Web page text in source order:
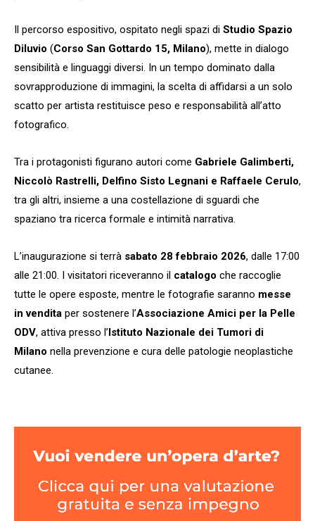
Il percorso espositivo, ospitato negli spazi di Studio Spazio
Diluvio (Corso San Gottardo 15, Milano), mette in dialogo
sensibilità e linguaggi diversi. In un tempo dominato dalla
sovrapproduzione di immagini, la scelta di affidarsi a un solo
scatto per artista restituisce peso e responsabilità all’atto
fotografico.
Tra i protagonisti figurano autori come Gabriele Galimberti,
Niccolò Rastrelli, Delfino Sisto Legnani e Raffaele Cerulo,
tra gli altri, insieme a una costellazione di sguardi che
spaziano tra ricerca formale e intimità narrativa.
L’inaugurazione si terrà sabato 28 febbraio 2026, dalle 17:00
alle 21:00. I visitatori riceveranno il catalogo che raccoglie
tutte le opere esposte, mentre le fotografie saranno messe
in vendita per sostenere l’Associazione Amici per la Pelle
ODV, attiva presso l’ Istituto Nazionale dei Tumori di
Milano nella prevenzione e cura delle patologie neoplastiche
cutanee.